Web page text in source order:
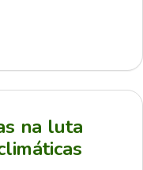
na luta